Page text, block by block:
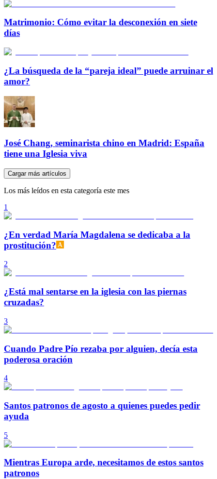
Matrimonio: Cómo evitar la desconexión en siete
días
¿La búsqueda de la “pareja ideal” puede arruinar el
amor?
José Chang, seminarista chino en Madrid: España
tiene una Iglesia viva
Cargar más artículos
Los más leídos en esta categoría este mes
1
¿En verdad María Magdalena se dedicaba a la
prostitución?
2
¿Está mal sentarse en la iglesia con las piernas
cruzadas?
3
Cuando Padre Pío rezaba por alguien, decía esta
poderosa oración
4
Santos patronos de agosto a quienes puedes pedir
ayuda
5
Mientras Europa arde, necesitamos de estos santos
patronos